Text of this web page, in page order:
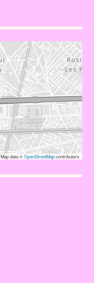
Map data ©OpenStreetMapcontributors